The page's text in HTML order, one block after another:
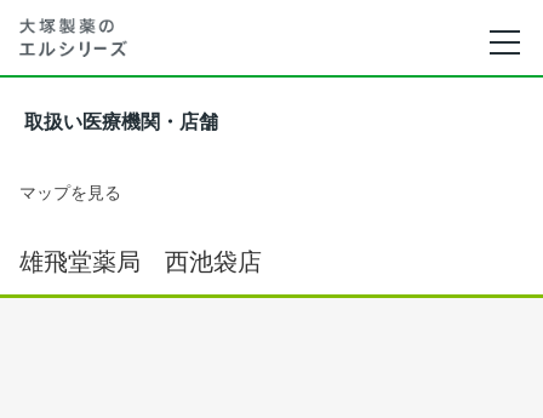
取扱い医療機関・店舗
マップを見る
雄飛堂薬局 西池袋店